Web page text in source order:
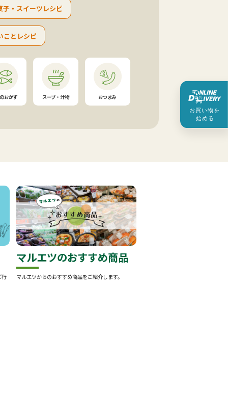
子・スイーツレシピ
ことレシピ
おかず スープ・汁物 おつまみ
行
マルエツのおすすめ商品
マルエツからのおすすめ商品をご紹介します。